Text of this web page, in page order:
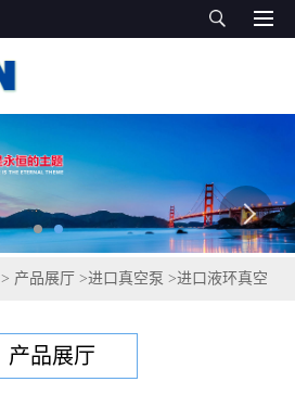
> 产品展厅 >进口真空泵 >进口液环真空
产品展厅